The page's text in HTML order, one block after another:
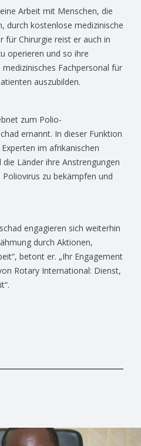
Arbeit mit Menschen, die
durch kostenlose medizinische
für Chirurgie reist er auch in
operieren und so ihre
Fachpersonal für
auszubilden.
zum Polio-
ernannt. In dieser Funktion
im afrikanischen
Länder ihre Anstrengungen
zu bekämpfen und
engagieren sich weiterhin
durch Aktionen,
betont er. „Ihr Engagement
Rotary International: Dienst,